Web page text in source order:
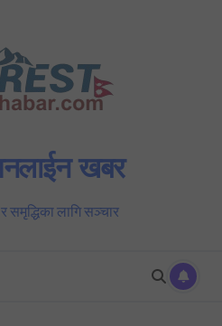
खबर
समृद्धिका लागि सञ्चार